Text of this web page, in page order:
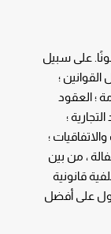
على سبيل
؛
؛ العقود
؛
؛
، من بين
قانونية
على أفضل